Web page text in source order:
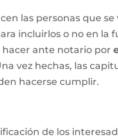
las personas que se
incluirlos o no en la
hacer ante notario por
vez hechas, las
hacerse cumplir.
de los